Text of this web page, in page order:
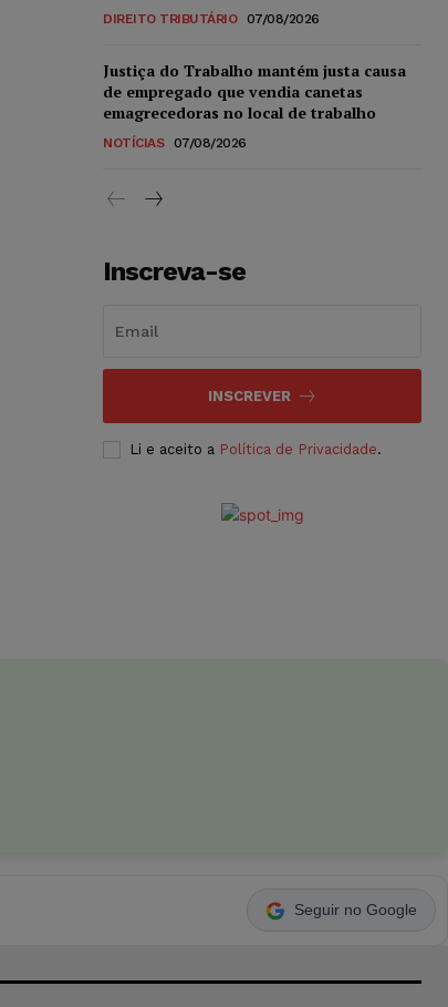
DIREITO TRIBUTÁRIO 07/08/2026
Justiça do Trabalho mantém justa causa
de empregado que vendia canetas
emagrecedoras no local de trabalho
NOTÍCIAS 07/08/2026
Inscreva-se
INSCREVER
Li e aceito a Política de Privacidade.
Seguir no Google